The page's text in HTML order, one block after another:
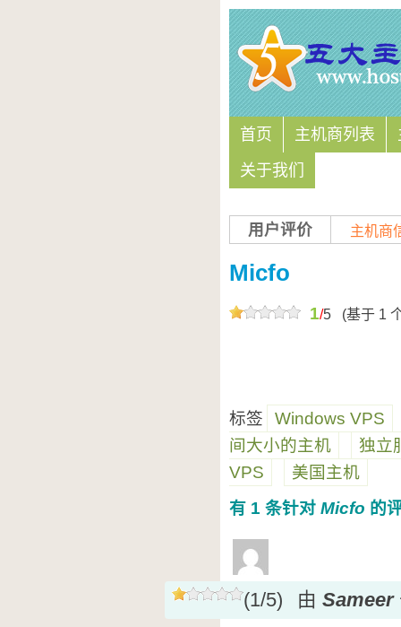
首页 主机商列表
关于我们
用户评价 主机商
Micfo
1/5 (基于 1
标签
Windows VPS
间大小的主机
独立
VPS
美国主机
有 1 条针对 Micfo 的
(1/5) 由 Sameer